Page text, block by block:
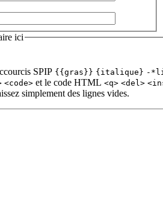
ici
SPIP {{gras}} {italique} -
<code> et le code HTML <q> <del>
simplement des lignes vides.